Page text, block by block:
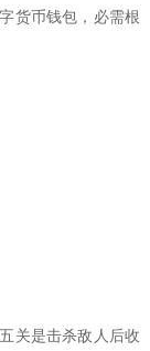
货币钱包，必需根
关是击杀敌人后收